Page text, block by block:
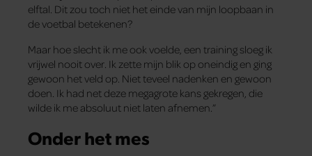
elftal. Dit zou toch niet het einde van mijn loopbaan in
de voetbal betekenen?
Maar hoe slecht ik me ook voelde, een training sloeg ik
vrijwel nooit over. Ik zette mijn blik op oneindig en ging
gewoon het veld op. Niet teveel nadenken en gewoon
doen. Ik had net deze megagrote kans gekregen, die
wilde ik me absoluut niet laten afnemen.”
Onder het mes